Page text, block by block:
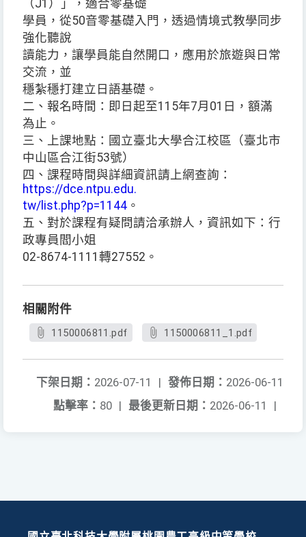
（J1）」，適合零基礎
學員，從50音零基礎入門，透過情境式教學同步
強化聽說
讀能力，讓學員能自然開口，應用於旅遊與日常
交流，並
穩紮穩打建立日語基礎。
二、報名時間：即日起至115年7月01日，額滿
為止。
三、上課地點：國立臺北大學合江校區（臺北市
中山區合江街53號）
四、課程時間與詳細資訊請上網查詢：
https://dce.ntpu.edu.
tw/list.php?p=1144 。
五、對於課程有疑問請洽承辦人，資訊如下：行
政專員閻小姐
02-8674-1111轉27552。
相關附件
1150006811.pdf 1150006811_1.pdf
發佈日期： 2026-06-11
下架日期： 2026-07-11
|
最後更新日期： 2026-06-11 |
點擊率： 80 |